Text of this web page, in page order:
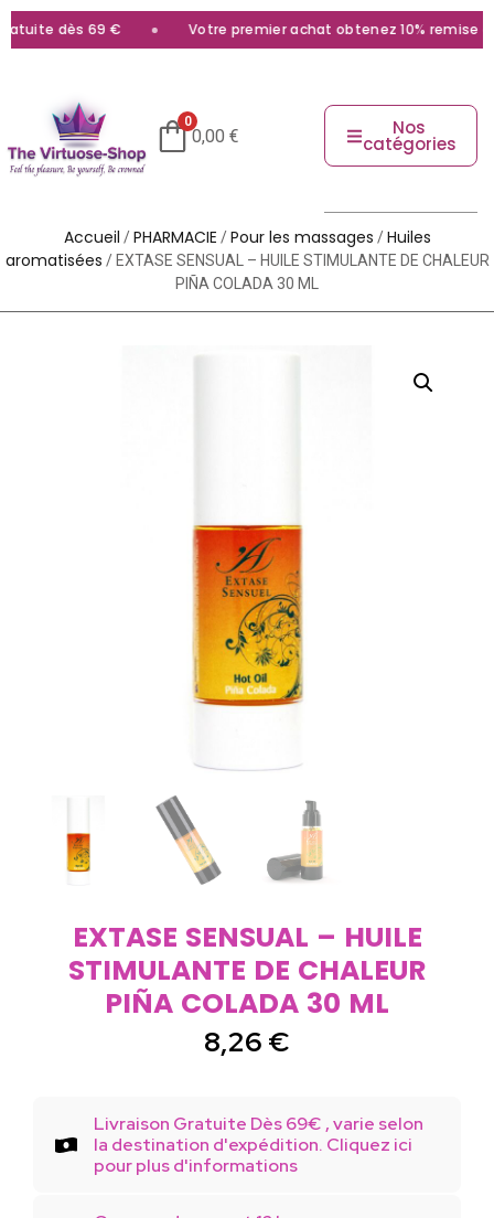
dès 69 € Votre premier achat obtenez 10% remise
0
0,00 € Nos
catégories
Accueil /PHARMACIE /Pour les massages /Huiles
aromatisées / EXTASE SENSUAL – HUILE STIMULANTE DE CHALEUR
PIÑA COLADA 30 ML
EXTASE SENSUAL – HUILE
STIMULANTE DE CHALEUR
PIÑA COLADA 30 ML
8,26 €
Livraison Gratuite Dès 69€ , varie selon
la destination d'expédition. Cliquez ici
pour plus d'informations